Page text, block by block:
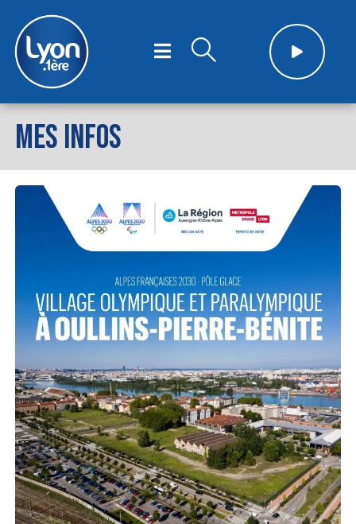
MES INFOS